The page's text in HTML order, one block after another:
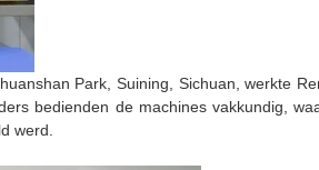
Park, Suining, Sichuan, werkte
bedienden de machines vakkundig,
werd.